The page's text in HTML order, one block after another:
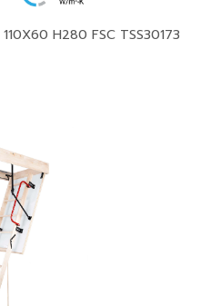
H280 FSC TSS30173